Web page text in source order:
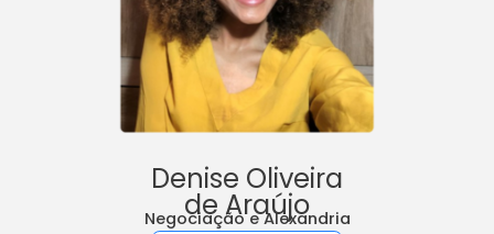
Denise Oliveira
de Araújo
Negociação e Alexandria